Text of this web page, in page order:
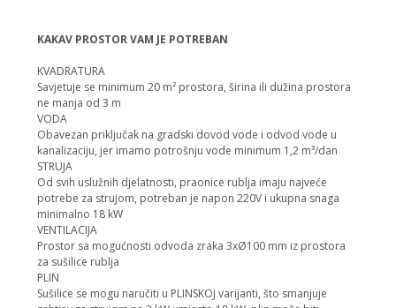
KAKAV PROSTOR VAM JE POTREBAN
KVADRATURA
Savjetuje se minimum 20 m² prostora, širina ili dužina prostora
ne manja od 3 m
VODA
Obavezan priključak na gradski dovod vode i odvod vode u
kanalizaciju, jer imamo potrošnju vode minimum 1,2 m³/dan
STRUJA
Od svih uslužnih djelatnosti, praonice rublja imaju najveće
potrebe za strujom, potreban je napon 220V i ukupna snaga
minimalno 18 kW
VENTILACIJA
Prostor sa mogućnosti odvoda zraka 3xØ100 mm iz prostora
za sušilice rublja
PLIN
Sušilice se mogu naručiti u PLINSKOJ varijanti, što smanjuje